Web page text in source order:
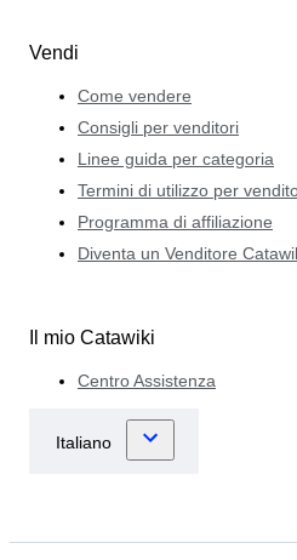
Vendi
Come vendere
Consigli per venditori
Linee guida per categoria
Termini di utilizzo per
Programma di affiliazione
Diventa un Venditore
Il mio Catawiki
Centro Assistenza